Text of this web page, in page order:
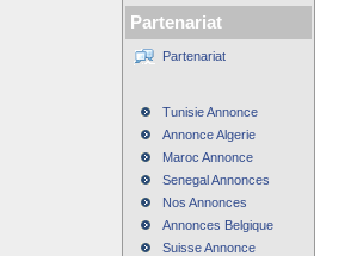
Partenariat
Partenariat
Tunisie Annonce
Annonce Algerie
Maroc Annonce
Senegal Annonces
Nos Annonces
Annonces Belgique
Suisse Annonce